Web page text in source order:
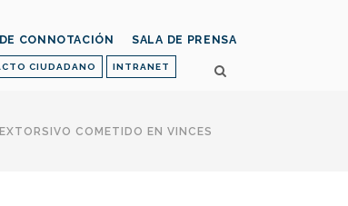
CIUDADANO INTRANET
CONNOTACIÓN SALA DE PRENSA
COMETIDO EN VINCES